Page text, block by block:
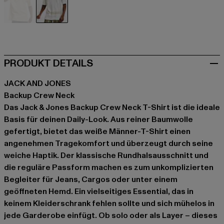
PRODUKT DETAILS
JACK AND JONES
Backup Crew Neck
Das Jack & Jones Backup Crew Neck T-Shirt ist die ideale
Basis für deinen Daily-Look. Aus reiner Baumwolle
gefertigt, bietet das weiße Männer-T-Shirt einen
angenehmen Tragekomfort und überzeugt durch seine
weiche Haptik. Der klassische Rundhalsausschnitt und
die reguläre Passform machen es zum unkomplizierten
Begleiter für Jeans, Cargos oder unter einem
geöffneten Hemd. Ein vielseitiges Essential, das in
keinem Kleiderschrank fehlen sollte und sich mühelos in
jede Garderobe einfügt. Ob solo oder als Layer – dieses